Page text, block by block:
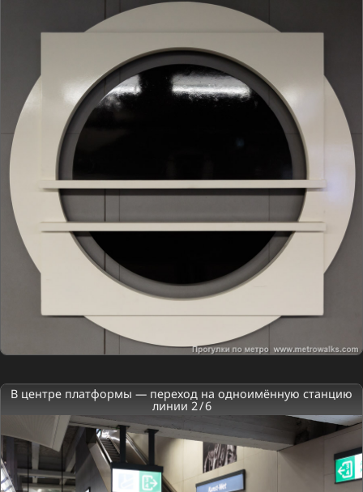
В центре платформы — переход на одноимённую станцию
линии 2 / 6